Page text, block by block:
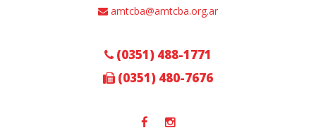
amtcba@amtcba.org.ar
(0351) 488-1771
(0351) 480-7676